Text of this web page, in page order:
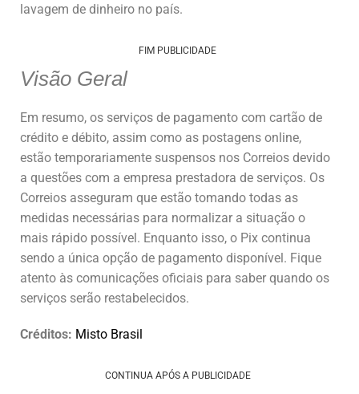
lavagem de dinheiro no país.
FIM PUBLICIDADE
Visão Geral
Em resumo, os serviços de pagamento com cartão de
crédito e débito, assim como as postagens online,
estão temporariamente suspensos nos Correios devido
a questões com a empresa prestadora de serviços. Os
Correios asseguram que estão tomando todas as
medidas necessárias para normalizar a situação o
mais rápido possível. Enquanto isso, o Pix continua
sendo a única opção de pagamento disponível. Fique
atento às comunicações oficiais para saber quando os
serviços serão restabelecidos.
Créditos: Misto Brasil
CONTINUA APÓS A PUBLICIDADE